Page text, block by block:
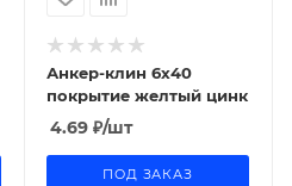
Анкер-клин 6х40
покрытие желтый цинк
4.69 ₽/шт
ПОД ЗАКАЗ